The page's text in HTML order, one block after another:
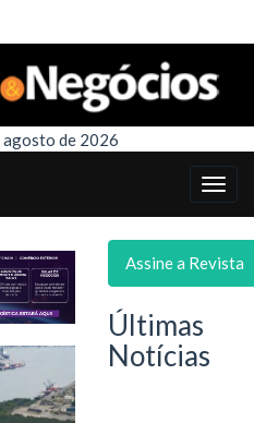
agosto de 2026
Assine a Revista
Últimas
Notícias